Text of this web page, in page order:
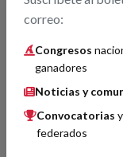
+
−
correo:
Congresos
ganadores
Noticias y
Convocatorias
federados